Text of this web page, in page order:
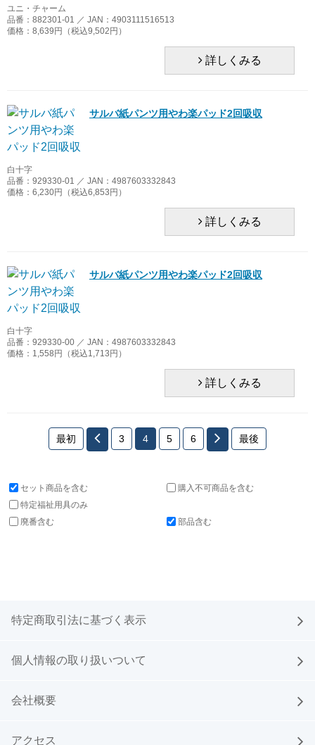
ユニ・チャーム
品番：882301-01 ／ JAN：4903111516513
価格：8,639円（税込9,502円）
詳しくみる
サルバ紙パンツ用やわ楽パッド2回吸収
白十字
品番：929330-01 ／ JAN：4987603332843
価格：6,230円（税込6,853円）
詳しくみる
サルバ紙パンツ用やわ楽パッド2回吸収
白十字
品番：929330-00 ／ JAN：4987603332843
価格：1,558円（税込1,713円）
詳しくみる
最初 3 4 5 6 最後
セット商品を含む
購入不可商品を含む
特定福祉用具のみ
廃番含む
部品含む
特定商取引法に基づく表示
個人情報の取り扱いついて
会社概要
アクセス